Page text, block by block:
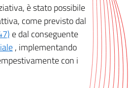
è stato possibile
come previsto dal
e dal conseguente
, implementando
con i